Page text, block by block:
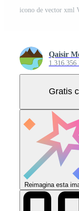
icono de vector xml
Qaisir
1.316.356
Gratis
Reimagina esta